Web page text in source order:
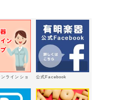
ンチャー ベーシ
ー Vol,1』講座の
ELS03シリーズ」
曜体験ＤＡＹ
ラインショ
公式Facebook